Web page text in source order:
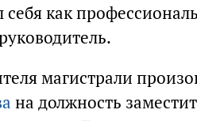
себя как
магистрали
на должность